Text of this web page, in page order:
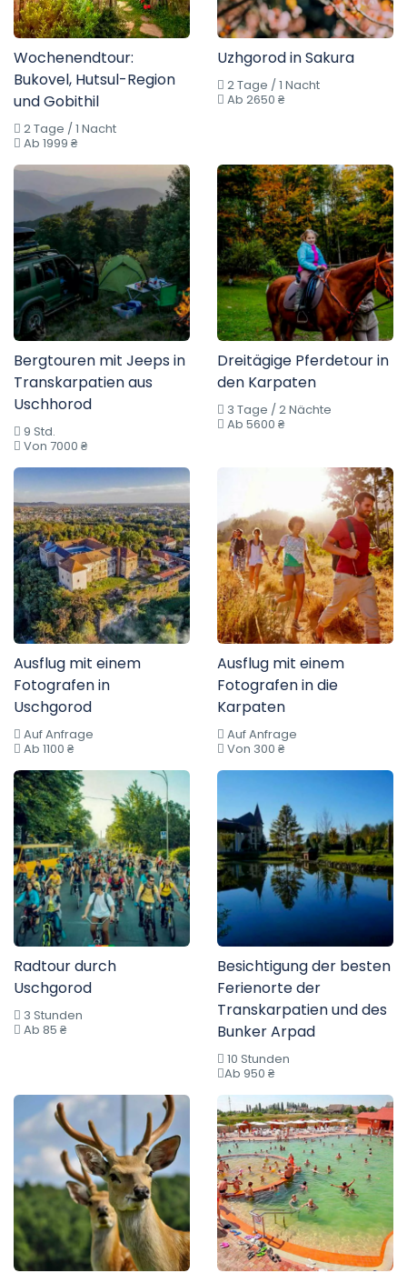
Wochenendtour:
Bukovel, Hutsul-Region
und Gobithil
2 Tage / 1 Nacht
Ab 1999 ₴
Uzhgorod in Sakura
2 Tage / 1 Nacht
Ab 2650 ₴
Bergtouren mit Jeeps in
Transkarpatien aus
Uschhorod
9 Std.
Von 7000 ₴
Dreitägige Pferdetour in
den Karpaten
3 Tage / 2 Nächte
Ab 5600 ₴
Ausflug mit einem
Fotografen in
Uschgorod
Auf Anfrage
Ab 1100 ₴
Ausflug mit einem
Fotografen in die
Karpaten
Auf Anfrage
Von 300 ₴
Radtour durch
Uschgorod
3 Stunden
Ab 85 ₴
Besichtigung der besten
Ferienorte der
Transkarpatien und des
Bunker Arpad
10 Stunden
Ab 950 ₴